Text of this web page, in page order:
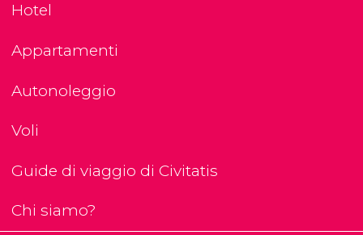
Hotel
Appartamenti
Autonoleggio
Voli
Guide di viaggio di Civitatis
Chi siamo?